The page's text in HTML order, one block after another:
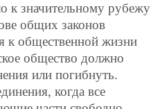
к значительному рубежу
общих законов
к общественной жизни
общество должно
или погибнуть.
когда все